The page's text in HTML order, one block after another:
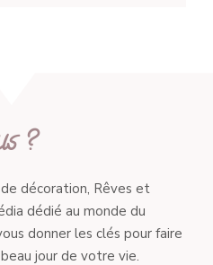
?
décoration, Rêves et
dédié au monde du
donner les clés pour faire
jour de votre vie.